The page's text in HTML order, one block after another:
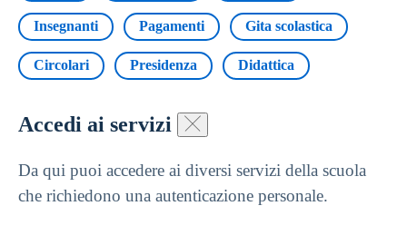
Insegnanti Pagamenti Gita scolastica
Circolari Presidenza Didattica
Accedi ai servizi
Da qui puoi accedere ai diversi servizi della scuola
che richiedono una autenticazione personale.